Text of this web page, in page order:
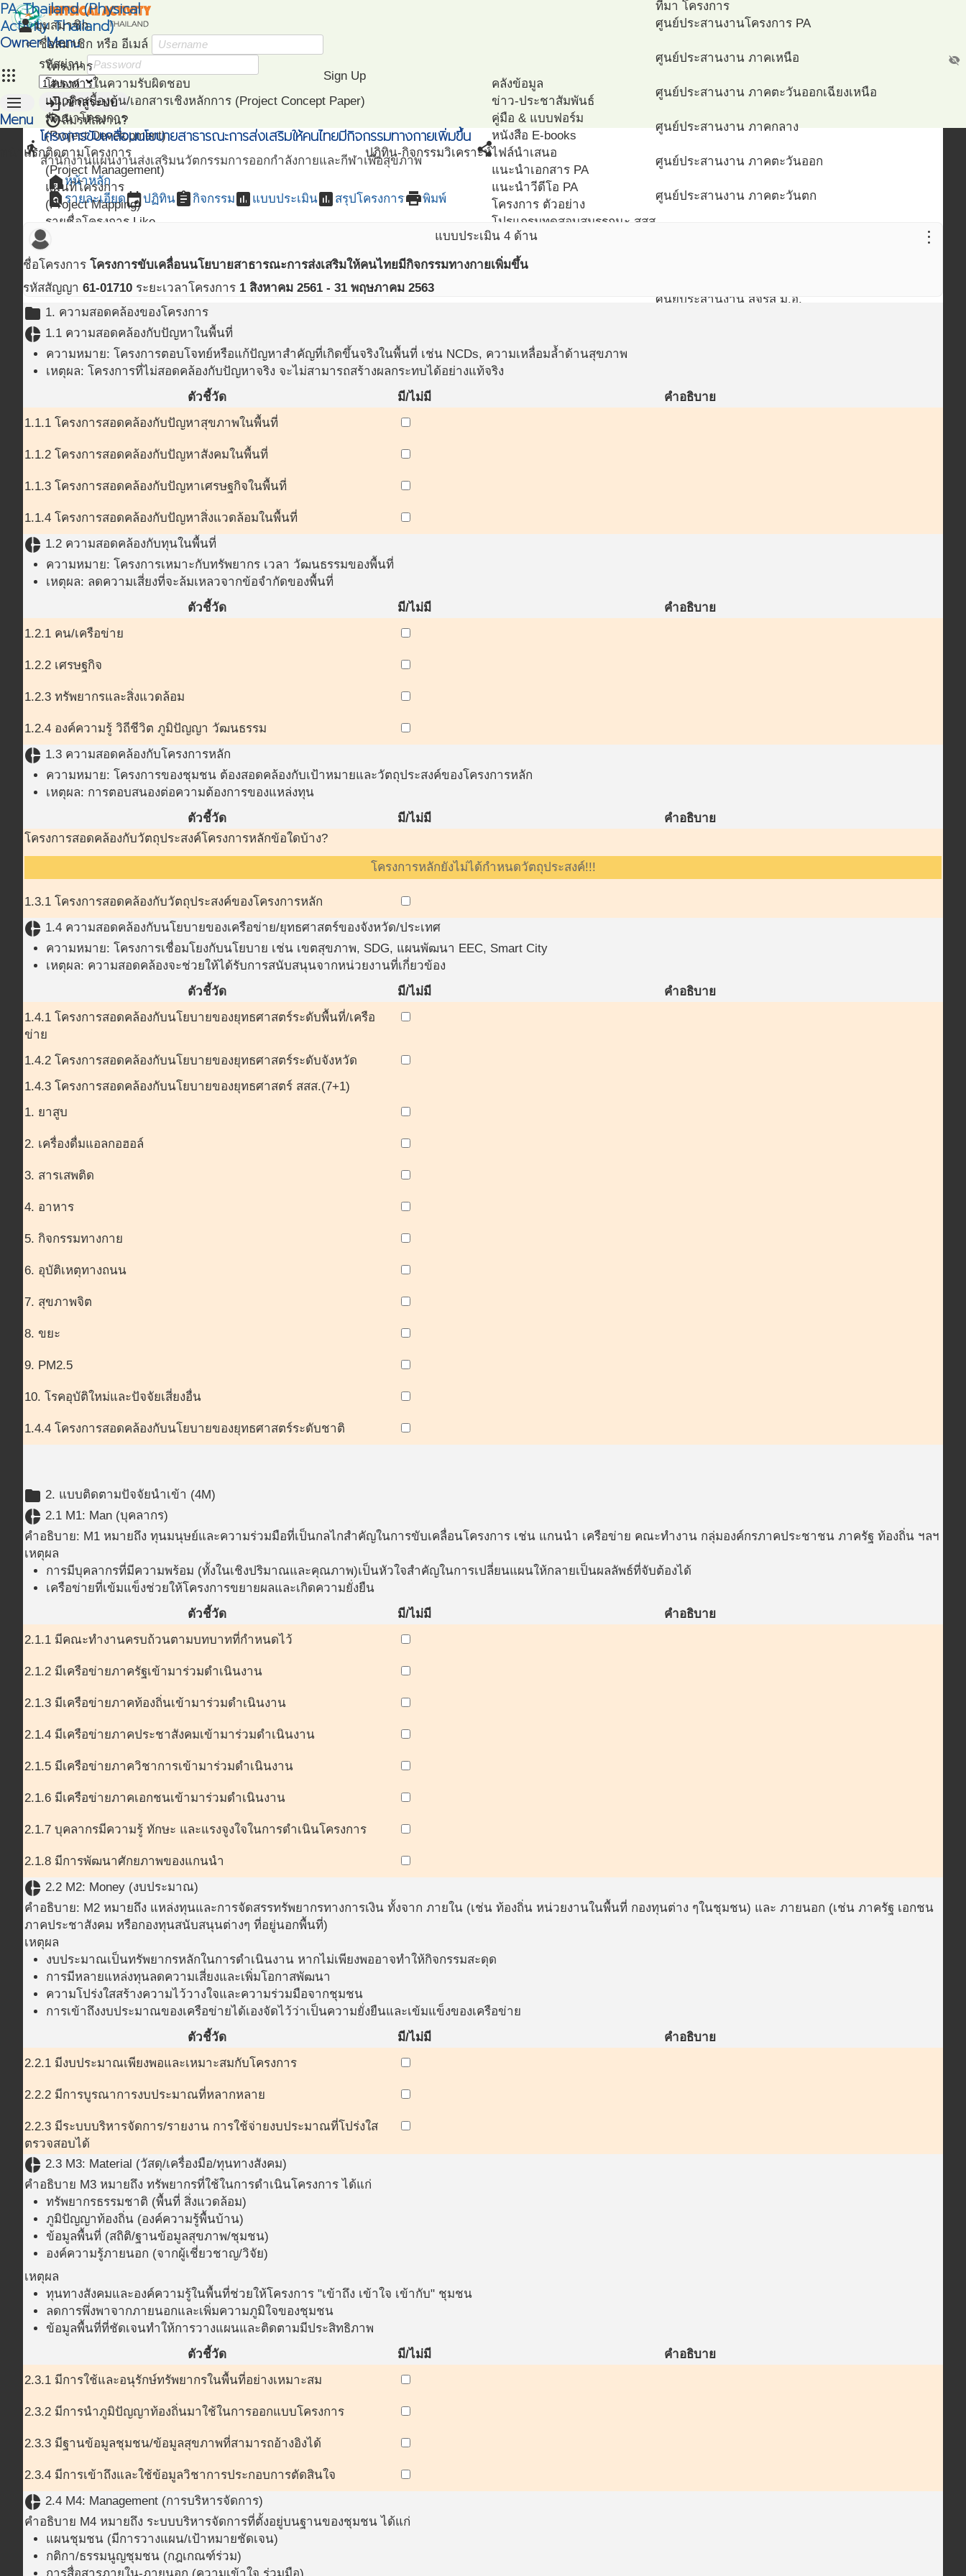
PA Thailand (Physical
Activity Thailand)
Owner Menu
apps
personมุมสมาชิก
ชื่อสมาชิก หรือ อีเมล์
รหัสผ่าน
visibility_off
loginเข้าสู่ระบบ
restoreลืมรหัสผ่าน?
Sign Up
menu
Menu
หน้าแรก
โครงการ
โครงการในความรับผิดชอบ
แนวคิดเบื้องต้น/เอกสารเชิงหลักการ (Project Concept Paper)
พัฒนาโครงการ
(Project Development)
ติดตามโครงการ
(Project Management)
แผนที่โครงการ
(Project Mapping)
รายชื่อโครงการ Like
(Like Project)
ปฎิทิน-กิจกรรมวิเคราะห์
คลังข้อมูล
ข่าว-ประชาสัมพันธ์
คู่มือ & แบบฟอร์ม
หนังสือ E-books
ไฟล์นำเสนอ
แนะนำเอกสาร PA
แนะนำวีดีโอ PA
โครงการ ตัวอย่าง
โปรแกรมทดสอบสมรรถนะ สสส
ที่มา โครงการ
ศูนย์ประสานงานโครงการ PA
ศูนย์ประสานงาน ภาคเหนือ
ศูนย์ประสานงาน ภาคตะวันออกเฉียงเหนือ
ศูนย์ประสานงาน ภาคกลาง
ศูนย์ประสานงาน ภาคตะวันออก
ศูนย์ประสานงาน ภาคตะวันตก
ศูนย์ประสานงาน สจรส ม.อ.
directions_run
โครงการขับเคลื่อนนโยบายสาธารณะการส่งเสริมให้คนไทยมีกิจกรรมทางกายเพิ่มขึ้น
สำนักงานแผนงานส่งเสริมนวัตกรรมการออกกำลังกายและกีฬาเพื่อสุขภาพ
share
homeหน้าหลัก
find_in_pageรายละเอียดeventปฏิทินassignmentกิจกรรมassessment แบบประเมินassessment สรุปโครงการprintพิมพ์
แบบประเมิน 4 ด้าน more_vert
ชื่อโครงการ โครงการขับเคลื่อนนโยบายสาธารณะการส่งเสริมให้คนไทยมีกิจกรรมทางกายเพิ่มขึ้น
รหัสสัญญา 61-01710 ระยะเวลาโครงการ 1 สิงหาคม 2561 - 31 พฤษภาคม 2563
folder 1. ความสอดคล้องของโครงการ
donut_small 1.1 ความสอดคล้องกับปัญหาในพื้นที่
ความหมาย: โครงการตอบโจทย์หรือแก้ปัญหาสำคัญที่เกิดขึ้นจริงในพื้นที่ เช่น NCDs, ความเหลื่อมล้ำด้านสุขภาพ
เหตุผล: โครงการที่ไม่สอดคล้องกับปัญหาจริง จะไม่สามารถสร้างผลกระทบได้อย่างแท้จริง
ตัวชี้วัด
มี/ไม่มี
คำอธิบาย
1.1.1 โครงการสอดคล้องกับปัญหาสุขภาพในพื้นที่
1.1.2 โครงการสอดคล้องกับปัญหาสังคมในพื้นที่
1.1.3 โครงการสอดคล้องกับปัญหาเศรษฐกิจในพื้นที่
1.1.4 โครงการสอดคล้องกับปัญหาสิ่งแวดล้อมในพื้นที่
donut_small 1.2 ความสอดคล้องกับทุนในพื้นที่
ความหมาย: โครงการเหมาะกับทรัพยากร เวลา วัฒนธรรมของพื้นที่
เหตุผล: ลดความเสี่ยงที่จะล้มเหลวจากข้อจำกัดของพื้นที่
ตัวชี้วัด
มี/ไม่มี
คำอธิบาย
1.2.1 คน/เครือข่าย
1.2.2 เศรษฐกิจ
1.2.3 ทรัพยากรและสิ่งแวดล้อม
1.2.4 องค์ความรู้ วิถีชีวิต ภูมิปัญญา วัฒนธรรม
donut_small 1.3 ความสอดคล้องกับโครงการหลัก
ความหมาย: โครงการของชุมชน ต้องสอดคล้องกับเป้าหมายและวัตถุประสงค์ของโครงการหลัก
เหตุผล: การตอบสนองต่อความต้องการของแหล่งทุน
ตัวชี้วัด
มี/ไม่มี
คำอธิบาย
โครงการสอดคล้องกับวัตถุประสงค์โครงการหลักข้อใดบ้าง?
โครงการหลักยังไม่ได้กำหนดวัตถุประสงค์!!!
1.3.1 โครงการสอดคล้องกับวัตถุประสงค์ของโครงการหลัก
donut_small 1.4 ความสอดคล้องกับนโยบายของเครือข่าย/ยุทธศาสตร์ของจังหวัด/ประเทศ
ความหมาย: โครงการเชื่อมโยงกับนโยบาย เช่น เขตสุขภาพ, SDG, แผนพัฒนา EEC, Smart City
เหตุผล: ความสอดคล้องจะช่วยให้ได้รับการสนับสนุนจากหน่วยงานที่เกี่ยวข้อง
ตัวชี้วัด
มี/ไม่มี
คำอธิบาย
1.4.1 โครงการสอดคล้องกับนโยบายของยุทธศาสตร์ระดับพื้นที่/เครือ
ข่าย
1.4.2 โครงการสอดคล้องกับนโยบายของยุทธศาสตร์ระดับจังหวัด
1.4.3 โครงการสอดคล้องกับนโยบายของยุทธศาสตร์ สสส.(7+1)
1. ยาสูบ
2. เครื่องดื่มแอลกอฮอล์
3. สารเสพติด
4. อาหาร
5. กิจกรรมทางกาย
6. อุบัติเหตุทางถนน
7. สุขภาพจิต
8. ขยะ
9. PM2.5
10. โรคอุบัติใหม่และปัจจัยเสี่ยงอื่น
1.4.4 โครงการสอดคล้องกับนโยบายของยุทธศาสตร์ระดับชาติ
folder 2. แบบติดตามปัจจัยนำเข้า (4M)
donut_small 2.1 M1: Man (บุคลากร)
คำอธิบาย: M1 หมายถึง ทุนมนุษย์และความร่วมมือที่เป็นกลไกสำคัญในการขับเคลื่อนโครงการ เช่น แกนนำ เครือข่าย คณะทำงาน กลุ่มองค์กรภาคประชาชน ภาครัฐ ท้องถิ่น ฯลฯ
เหตุผล
การมีบุคลากรที่มีความพร้อม (ทั้งในเชิงปริมาณและคุณภาพ)เป็นหัวใจสำคัญในการเปลี่ยนแผนให้กลายเป็นผลลัพธ์ที่จับต้องได้
เครือข่ายที่เข้มแข็งช่วยให้โครงการขยายผลและเกิดความยั่งยืน
ตัวชี้วัด
มี/ไม่มี
คำอธิบาย
2.1.1 มีคณะทำงานครบถ้วนตามบทบาทที่กำหนดไว้
2.1.2 มีเครือข่ายภาครัฐเข้ามาร่วมดำเนินงาน
2.1.3 มีเครือข่ายภาคท้องถิ่นเข้ามาร่วมดำเนินงาน
2.1.4 มีเครือข่ายภาคประชาสังคมเข้ามาร่วมดำเนินงาน
2.1.5 มีเครือข่ายภาควิชาการเข้ามาร่วมดำเนินงาน
2.1.6 มีเครือข่ายภาคเอกชนเข้ามาร่วมดำเนินงาน
2.1.7 บุคลากรมีความรู้ ทักษะ และแรงจูงใจในการดำเนินโครงการ
2.1.8 มีการพัฒนาศักยภาพของแกนนำ
donut_small 2.2 M2: Money (งบประมาณ)
คำอธิบาย: M2 หมายถึง แหล่งทุนและการจัดสรรทรัพยากรทางการเงิน ทั้งจาก ภายใน (เช่น ท้องถิ่น หน่วยงานในพื้นที่ กองทุนต่าง ๆในชุมชน) และ ภายนอก (เช่น ภาครัฐ เอกชน
ภาคประชาสังคม หรือกองทุนสนับสนุนต่างๆ ที่อยู่นอกพื้นที่)
เหตุผล
งบประมาณเป็นทรัพยากรหลักในการดำเนินงาน หากไม่เพียงพออาจทำให้กิจกรรมสะดุด
การมีหลายแหล่งทุนลดความเสี่ยงและเพิ่มโอกาสพัฒนา
ความโปร่งใสสร้างความไว้วางใจและความร่วมมือจากชุมชน
การเข้าถึงงบประมาณของเครือข่ายได้เองจัดไว้ว่าเป็นความยั่งยืนและเข้มแข็งของเครือข่าย
ตัวชี้วัด
มี/ไม่มี
คำอธิบาย
2.2.1 มีงบประมาณเพียงพอและเหมาะสมกับโครงการ
2.2.2 มีการบูรณาการงบประมาณที่หลากหลาย
2.2.3 มีระบบบริหารจัดการ/รายงาน การใช้จ่ายงบประมาณที่โปร่งใส
ตรวจสอบได้
donut_small 2.3 M3: Material (วัสดุ/เครื่องมือ/ทุนทางสังคม)
คำอธิบาย M3 หมายถึง ทรัพยากรที่ใช้ในการดำเนินโครงการ ได้แก่
ทรัพยากรธรรมชาติ (พื้นที่ สิ่งแวดล้อม)
ภูมิปัญญาท้องถิ่น (องค์ความรู้พื้นบ้าน)
ข้อมูลพื้นที่ (สถิติ/ฐานข้อมูลสุขภาพ/ชุมชน)
องค์ความรู้ภายนอก (จากผู้เชี่ยวชาญ/วิจัย)
เหตุผล
ทุนทางสังคมและองค์ความรู้ในพื้นที่ช่วยให้โครงการ "เข้าถึง เข้าใจ เข้ากับ" ชุมชน
ลดการพึ่งพาจากภายนอกและเพิ่มความภูมิใจของชุมชน
ข้อมูลพื้นที่ที่ชัดเจนทำให้การวางแผนและติดตามมีประสิทธิภาพ
ตัวชี้วัด
มี/ไม่มี
คำอธิบาย
2.3.1 มีการใช้และอนุรักษ์ทรัพยากรในพื้นที่อย่างเหมาะสม
2.3.2 มีการนำภูมิปัญญาท้องถิ่นมาใช้ในการออกแบบโครงการ
2.3.3 มีฐานข้อมูลชุมชน/ข้อมูลสุขภาพที่สามารถอ้างอิงได้
2.3.4 มีการเข้าถึงและใช้ข้อมูลวิชาการประกอบการตัดสินใจ
donut_small 2.4 M4: Management (การบริหารจัดการ)
คำอธิบาย M4 หมายถึง ระบบบริหารจัดการที่ตั้งอยู่บนฐานของชุมชน ได้แก่
แผนชุมชน (มีการวางแผน/เป้าหมายชัดเจน)
กติกา/ธรรมนูญชุมชน (กฎเกณฑ์ร่วม)